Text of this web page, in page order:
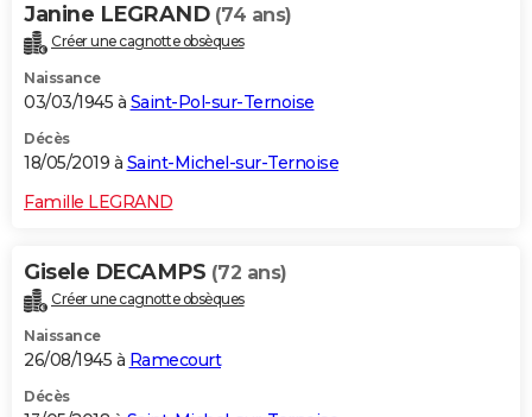
Janine LEGRAND (74 ans)
Créer une cagnotte obsèques
Naissance
03/03/1945 à Saint-Pol-sur-Ternoise
Décès
18/05/2019 à Saint-Michel-sur-Ternoise
Famille LEGRAND
Gisele DECAMPS (72 ans)
Créer une cagnotte obsèques
Naissance
26/08/1945 à Ramecourt
Décès